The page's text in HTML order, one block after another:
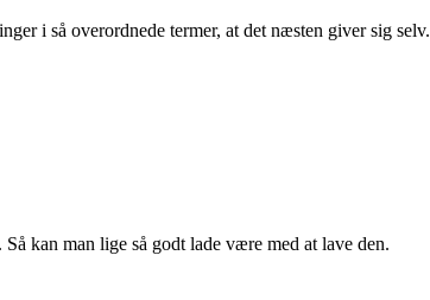
i så overordnede termer, at det næsten giver sig selv.
kan man lige så godt lade være med at lave den.